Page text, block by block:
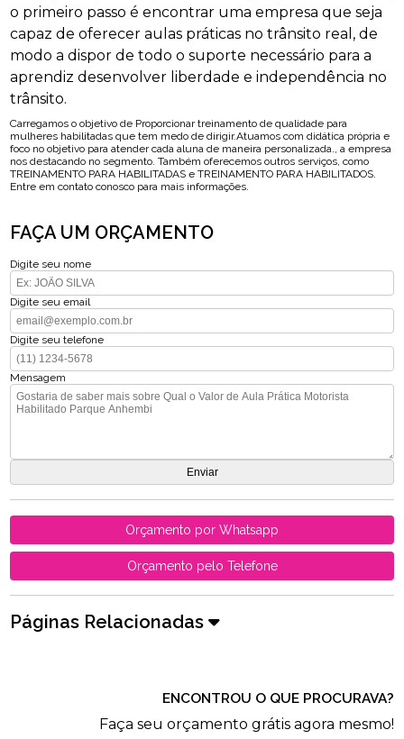
o primeiro passo é encontrar uma empresa que seja
capaz de oferecer aulas práticas no trânsito real, de
modo a dispor de todo o suporte necessário para a
aprendiz desenvolver liberdade e independência no
trânsito.
Carregamos o objetivo de Proporcionar treinamento de qualidade para
mulheres habilitadas que tem medo de dirigir.Atuamos com didática própria e
foco no objetivo para atender cada aluna de maneira personalizada., a empresa
nos destacando no segmento. Também oferecemos outros serviços, como
TREINAMENTO PARA HABILITADAS e TREINAMENTO PARA HABILITADOS.
Entre em contato conosco para mais informações.
FAÇA UM ORÇAMENTO
Digite seu nome
Digite seu email
Digite seu telefone
Mensagem
Orçamento por Whatsapp
Orçamento pelo Telefone
Páginas Relacionadas
ENCONTROU O QUE PROCURAVA?
Faça seu orçamento grátis agora mesmo!